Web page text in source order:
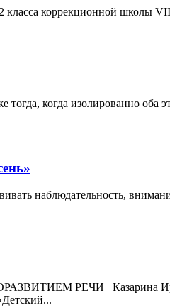
коррекционной школы
когда изолированно оба
наблюдательность,
РЕЧИ Казарина Ирина